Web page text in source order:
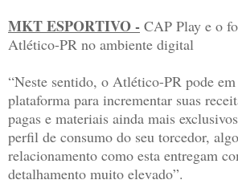
MKT ESPORTIVO - CAP Play e o
Atlético-PR no ambiente digital
“Neste sentido, o Atlético-PR pode
plataforma para incrementar suas
pagas e materiais ainda mais
perfil de consumo do seu torcedor,
relacionamento como esta entregam
detalhamento muito elevado”.